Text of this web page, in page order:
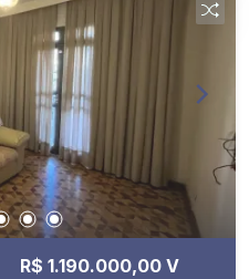
R$ 1.190.000,00 V